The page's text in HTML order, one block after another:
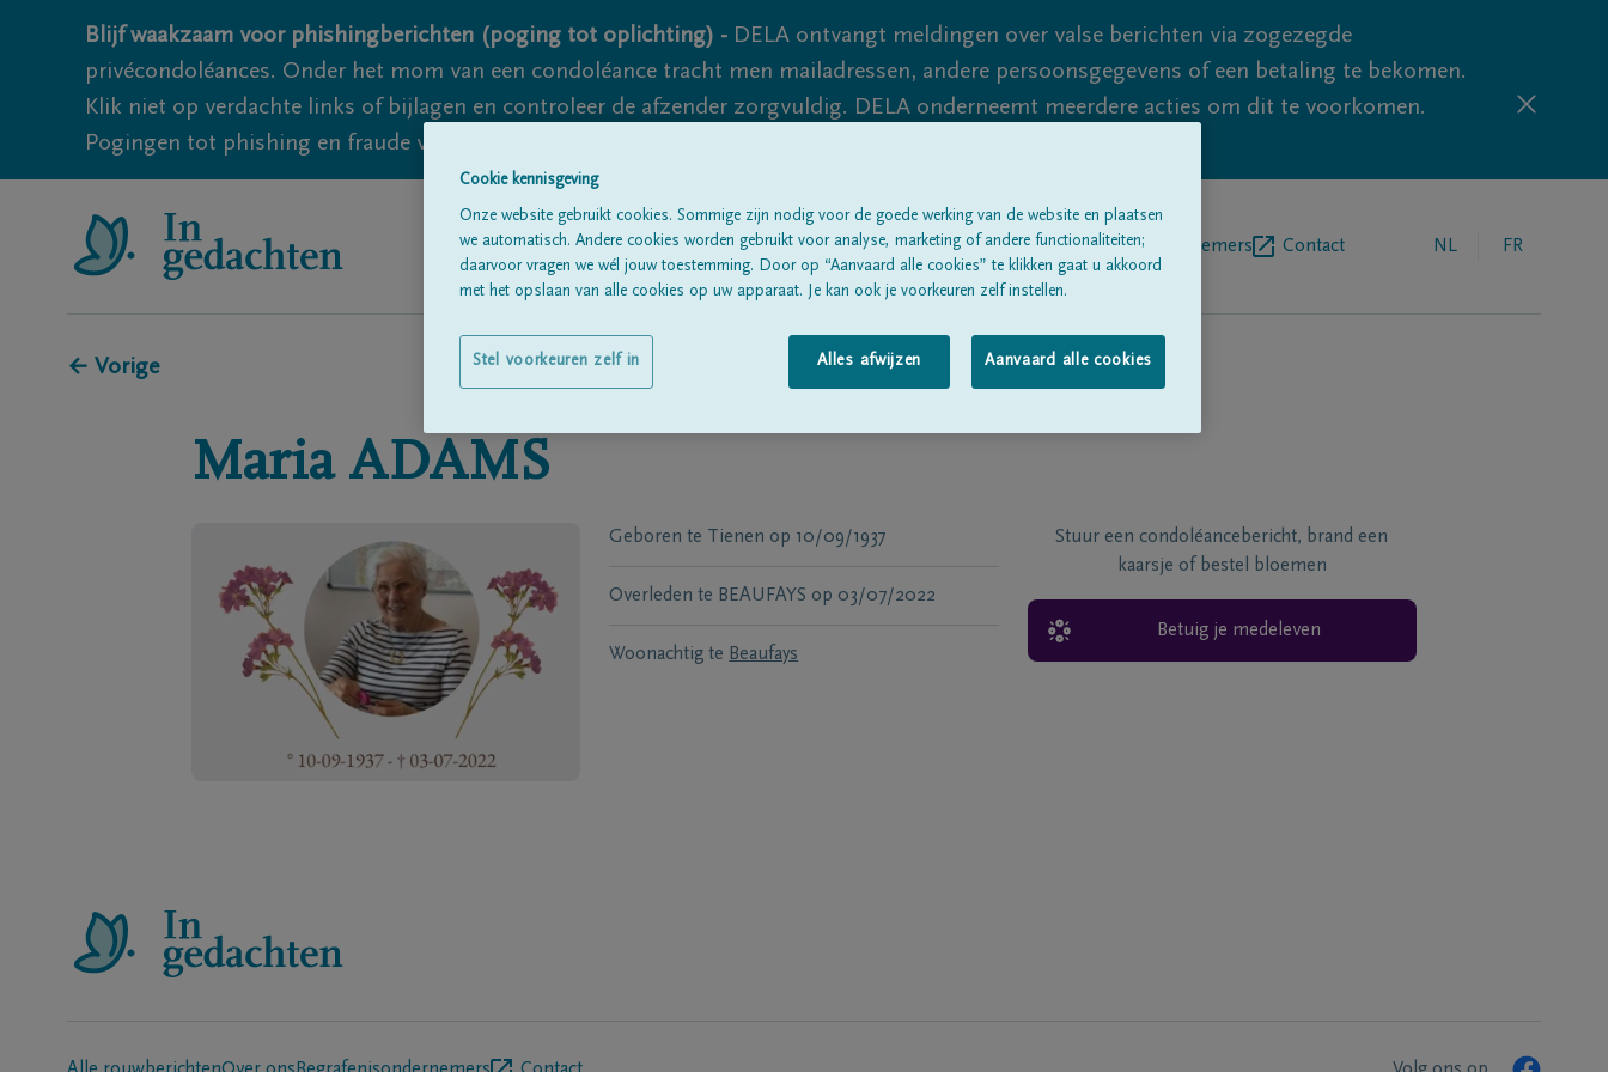
Blijf waakzaam voor phishingberichten (poging tot oplichting) - DELA ontvangt meldingen over valse berichten via zogezegde
privécondoléances. Onder het mom van een condoléance tracht men mailadressen, andere persoonsgegevens of een betaling te bekomen.
Klik niet op verdachte links of bijlagen en controleer de afzender zorgvuldig. DELA onderneemt meerdere acties om dit te voorkomen.
Pogingen tot phishing en fraude vallen echter nooit volledig uit te sluiten, dus blijf waakzaam.
Alle rouwberichten Over onsBegrafenisondernemers Contact NL FR
← Vorige
Maria ADAMS
Geboren te Tienen op 10/09/1937
Overleden te BEAUFAYS op 03/07/2022
Woonachtig te Beaufays
Stuur een condoléancebericht, brand een
kaarsje of bestel bloemen
Betuig je medeleven
Cookie kennisgeving
Onze website gebruikt cookies. Sommige zijn nodig voor de goede werking van de website en plaatsen
we automatisch. Andere cookies worden gebruikt voor analyse, marketing of andere functionaliteiten;
daarvoor vragen we wél jouw toestemming. Door op “Aanvaard alle cookies” te klikken gaat u akkoord
met het opslaan van alle cookies op uw apparaat. Je kan ook je voorkeuren zelf instellen.
Alles afwijzen Aanvaard alle cookies
Stel voorkeuren zelf in